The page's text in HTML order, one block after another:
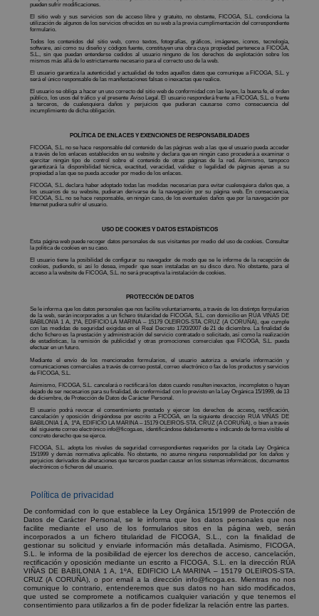
pueden sufrir modificaciones.
El sitio web y sus servicios son de acceso libre y gratuito, no obstante, FICOGA, S.L. condiciona la
utilización de algunos de los servicios ofrecidos en su web a la previa cumplimentación del correspondiente
formulario.
Todos los contenidos del sitio web, como textos, fotografías, gráficos, imágenes, iconos, tecnología,
software, así como su diseño y códigos fuente, constituyen una obra cuya propiedad pertenece a FICOGA,
S.L., sin que puedan entenderse cedidos al usuario ninguno de los derechos de explotación sobre los
mismos más allá de lo estrictamente necesario para el correcto uso de la web.
El usuario garantiza la autenticidad y actualidad de todos aquellos datos que comunique a FICOGA, S.L. y
será el único responsable de las manifestaciones falsas o inexactas que realice.
El usuario se obliga a hacer un uso correcto del sitio web de conformidad con las leyes, la buena fe, el orden
público, los usos del tráfico y el presente Aviso Legal. El usuario responderá frente a FICOGA, S.L. o frente
a terceros, de cualesquiera daños y perjuicios que pudieran causarse como consecuencia del
incumplimiento de dicha obligación.
POLÍTICA DE ENLACES Y EXENCIONES DE RESPONSABILIDADES
FICOGA, S.L. no se hace responsable del contenido de las páginas web a las que el usuario pueda acceder
a través de los enlaces establecidos en su website y declara que en ningún caso procederá a examinar o
ejercitar ningún tipo de control sobre el contenido de otras páginas de la red. Asimismo, tampoco
garantizará la disponibilidad técnica, exactitud, veracidad, validez o legalidad de páginas ajenas a su
propiedad a las que se pueda acceder por medio de los enlaces.
FICOGA, S.L. declara haber adoptado todas las medidas necesarias para evitar cualesquiera daños que, a
los usuarios de su website, pudieran derivarse de la navegación por su página web. En consecuencia,
FICOGA, S.L. no se hace responsable, en ningún caso, de los eventuales daños que por la navegación por
Internet pudiera sufrir el usuario.
USO DE COOKIES Y DATOS ESTADÍSTICOS
Esta página web puede recoger datos personales de sus visitantes por medio del uso de cookies. Consultar
la política de cookies en su caso.
El usuario tiene la posibilidad de configurar su navegador de modo que se le informe de la recepción de
cookies, pudiendo, si así lo desea, impedir que sean instaladas en su disco duro. No obstante, para el
acceso a la website de FICOGA, S.L. no será preceptiva la instalación de cookies.
PROTECCIÓN DE DATOS
Se le informa que los datos personales que nos facilite voluntariamente, a través de los distintos formularios
de la web, serán incorporados a un fichero titularidad de FICOGA, S.L. con domicilio en RÚA VIÑAS DE
BABILONIA 1 A, 1ºA, EDIFICIO LA MARINA – 15179 OLEIROS-STA. CRUZ (A CORUÑA), que cumple
con las medidas de seguridad exigidas en el Real Decreto 1720/2007 de 21 de diciembre. La finalidad de
dicho fichero es la prestación y administración del servicio contratado o solicitado, así como la realización
de estadísticas, la remisión de publicidad y otras promociones comerciales que FICOGA, S.L. pueda
efectuar en un futuro.
Mediante el envío de los mencionados formularios, el usuario autoriza a enviarle información y
comunicaciones comerciales a través de correo postal, correo electrónico o fax de los productos y servicios
de FICOGA, S.L.
Asimismo, FICOGA, S.L. cancelará o rectificará los datos cuando resulten inexactos, incompletos o hayan
dejado de ser necesarios para su finalidad, de conformidad con lo previsto en la Ley Orgánica 15/1999, de 13
de diciembre, de Protección de Datos de Carácter Personal.
El usuario podrá revocar el consentimiento prestado y ejercer los derechos de acceso, rectificación,
cancelación y oposición dirigiéndose por escrito a FICOGA, en la siguiente dirección RÚA VIÑAS DE
BABILONIA 1 A, 1ºA, EDIFICIO LA MARINA – 15179 OLEIROS-STA. CRUZ (A CORUÑA), o bien a través
del siguiente correo electrónico info@ficoga.es, identificándose debidamente e indicando de forma visible el
concreto derecho que se ejerce.
FICOGA, S.L. adopta los niveles de seguridad correspondientes requeridos por la citada Ley Orgánica
15/1999 y demás normativa aplicable. No obstante, no asume ninguna responsabilidad por los daños y
perjuicios derivados de alteraciones que terceros puedan causar en los sistemas informáticos, documentos
electrónicos o ficheros del usuario.
Política de privacidad
De conformidad con lo que establece la Ley Orgánica 15/1999 de Protección de
Datos de Carácter Personal, se le informa que los datos personales que nos
facilite mediante el uso de los formularios sitos en la página web, serán
incorporados a un fichero titularidad de FICOGA, S.L., con la finalidad de
gestionar su solicitud y enviarle información más detallada. Asimismo, FICOGA,
S.L. le informa de la posibilidad de ejercer los derechos de acceso, cancelación,
rectificación y oposición mediante un escrito a FICOGA, S.L. en la dirección RÚA
VIÑAS DE BABILONIA 1 A, 1ºA, EDIFICIO LA MARINA – 15179 OLEIROS-STA.
CRUZ (A CORUÑA), o por email a la dirección info@ficoga.es. Mientras no nos
comunique lo contrario, entenderemos que sus datos no han sido modificados,
que usted se compromete a notificarnos cualquier variación y que tenemos el
consentimiento para utilizarlos a fin de poder fidelizar la relación entre las partes.